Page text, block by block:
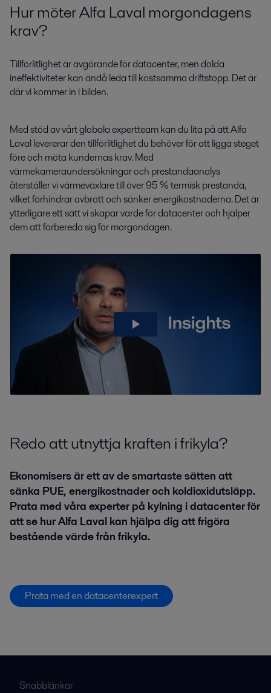
Hur möter Alfa Laval morgondagens
krav?
Tillförlitlighet är avgörande för datacenter, men dolda
ineffektiviteter kan ändå leda till kostsamma driftstopp. Det är
där vi kommer in i bilden.
Med stöd av vårt globala expertteam kan du lita på att Alfa
Laval levererar den tillförlitlighet du behöver för att ligga steget
före och möta kundernas krav. Med
värmekameraundersökningar och prestandaanalys
återställer vi värmeväxlare till över 95 % termisk prestanda,
vilket förhindrar avbrott och sänker energikostnaderna. Det är
ytterligare ett sätt vi skapar värde för datacenter och hjälper
dem att förbereda sig för morgondagen.
Redo att utnyttja kraften i frikyla?
Ekonomisers är ett av de smartaste sätten att
sänka PUE, energikostnader och koldioxidutsläpp.
Prata med våra experter på kylning i datacenter för
att se hur Alfa Laval kan hjälpa dig att frigöra
bestående värde från frikyla.
Prata med en datacenterexpert
Snabblänkar